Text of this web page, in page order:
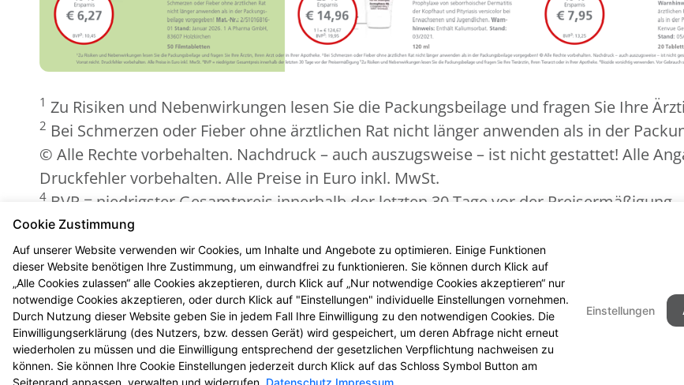
1 Zu Risiken und Nebenwirkungen lesen Sie die Packungsbeilage und fragen Sie Ihre
2 Bei Schmerzen oder Fieber ohne ärztlichen Rat nicht länger anwenden als in der
© Alle Rechte vorbehalten. Nachdruck – auch auszugsweise – ist nicht gestattet! Alle
Druckfehler vorbehalten. Alle Preise in Euro inkl. MwSt.
4 BVP = niedrigster Gesamtpreis innerhalb der letzten 30 Tage vor der Preisermäßigung
5Zu Risiken und Nebenwirkungen lesen Sie die Packungsbeilage und fragen Sie Ihre
Biozide vorsichtig verwenden. Vor Gebrauch stets Etikett und Produktinformation lesen.
Seitenübersicht
© 2026 Rhein-Apotheke
Cookie Zustimmung
Auf unserer Website verwenden wir Cookies, um Inhalte und Angebote zu optimieren. Einige Funktionen
dieser Website benötigen Ihre Zustimmung, um einwandfrei zu funktionieren. Sie können durch Klick auf
„Alle Cookies zulassen“ alle Cookies akzeptieren, durch Klick auf „Nur notwendige Cookies akzeptieren“ nur
notwendige Cookies akzeptieren, oder durch Klick auf "Einstellungen" individuelle Einstellungen vornehmen.
Durch Nutzung dieser Website geben Sie in jedem Fall Ihre Einwilligung zu den notwendigen Cookies. Die
Einwilligungserklärung (des Nutzers, bzw. dessen Gerät) wird gespeichert, um deren Abfrage nicht erneut
wiederholen zu müssen und die Einwilligung entsprechend der gesetzlichen Verpflichtung nachweisen zu
können. Sie können Ihre Cookie Einstellungen jederzeit durch Klick auf das Schloss Symbol Button am
Seitenrand anpassen, verwalten und widerrufen. Datenschutz Impressum
Einstellungen